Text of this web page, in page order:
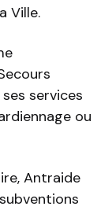
Ville.
services
ou
Antraide